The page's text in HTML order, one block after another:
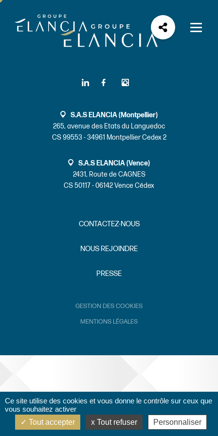
CONTACTEZ-NOUS
NOUS REJOINDRE
PRESSE
GESTION DES COOKIES
MENTIONS LÉGALES
S.A.S ELANCIA (Montpellier)
265, avenue des Etats du Languedoc
CS 99553 - 34961 Montpellier Cedex 2
S.A.S ELANCIA (Vence)
2431, Route de CAGNES
CS 50117 - 06142 Vence Cédex
Ce site utilise des cookies et vous donne le contrôle sur ceux que
vous souhaitez activer
Tout accepter
Tout refuser Personnaliser